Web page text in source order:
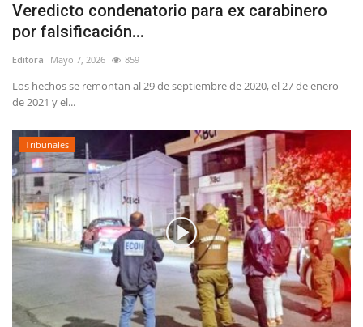
Espectáculos
Veredicto condenatorio para ex carabinero
por falsificación...
Editora Mayo 7, 2026 859
Los hechos se remontan al 29 de septiembre de 2020, el 27 de enero
de 2021 y el...
Tribunales